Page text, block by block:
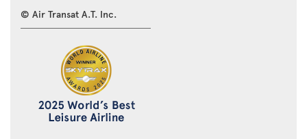
© Air Transat A.T. Inc.